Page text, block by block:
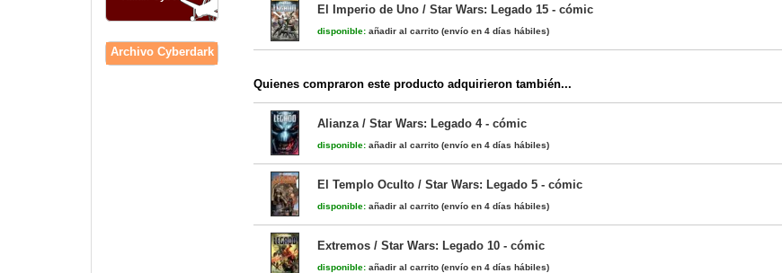
Archivo Cyberdark
El Imperio de Uno / Star Wars: Legado 15 - cómic
disponible: añadir al carrito (envío en 4 días hábiles)
Quienes compraron este producto adquirieron también...
Alianza / Star Wars: Legado 4 - cómic
disponible: añadir al carrito (envío en 4 días hábiles)
El Templo Oculto / Star Wars: Legado 5 - cómic
disponible: añadir al carrito (envío en 4 días hábiles)
Extremos / Star Wars: Legado 10 - cómic
disponible: añadir al carrito (envío en 4 días hábiles)